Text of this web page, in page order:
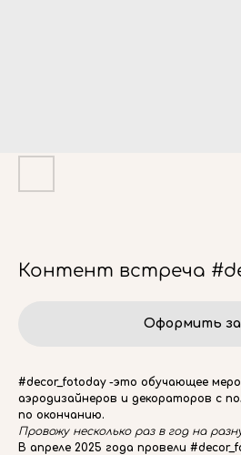
Контент встреча
Оформить
#decor_fotoday -это обучающее
аэродизайнеров и декораторов с
по окончанию.
Провожу несколько раз в год на
В апреле 2025 года провели